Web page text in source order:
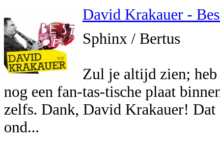
David Krakauer -
Sphinx / Bertus
Zul je altijd zien;
nog een fan-tas-tische plaat
zelfs. Dank, David Krakauer!
ond...